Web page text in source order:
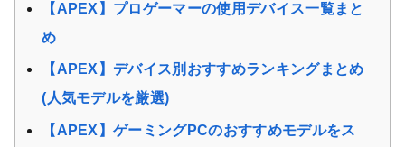
【APEX】プロゲーマーの使用デバイス一覧まと
め
【APEX】デバイス別おすすめランキングまとめ
(人気モデルを厳選)
【APEX】ゲーミングPCのおすすめモデルをス